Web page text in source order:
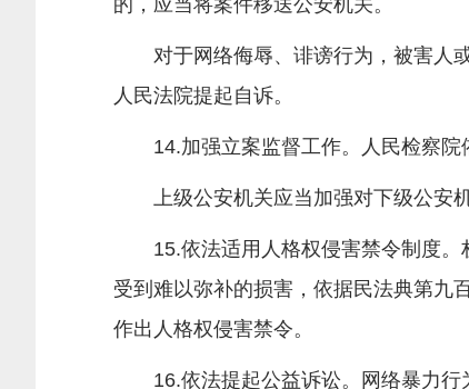
的，应当将案件移送公安机关。
对于网络侮辱、诽谤行为，被害人或
人民法院提起自诉。
14.加强立案监督工作。人民检察院
上级公安机关应当加强对下级公安机
15.依法适用人格权侵害禁令制度。
受到难以弥补的损害，依据民法典第九
作出人格权侵害禁令。
16.依法提起公益诉讼。网络暴力行